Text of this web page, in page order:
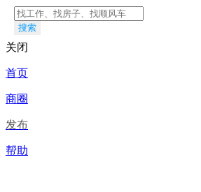
搜索
关闭
首页
商圈
发布
帮助